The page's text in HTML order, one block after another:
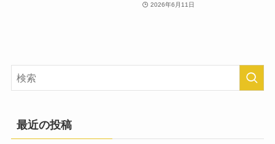
2026年6月11日
最近の投稿